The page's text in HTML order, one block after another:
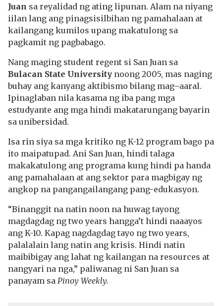
Juan sa reyalidad ng ating lipunan. Alam na niyang
iilan lang ang pinagsisilbihan ng pamahalaan at
kailangang kumilos upang makatulong sa
pagkamit ng pagbabago.
Nang maging student regent si San Juan sa
Bulacan State University noong 2005, mas naging
buhay ang kanyang aktibismo bilang mag–aaral.
Ipinaglaban nila kasama ng iba pang mga
estudyante ang mga hindi makatarungang bayarin
sa unibersidad.
Isa rin siya sa mga kritiko ng K-12 program bago pa
ito maipatupad. Ani San Juan, hindi talaga
makakatulong ang programa kung hindi pa handa
ang pamahalaan at ang sektor para magbigay ng
angkop na pangangailangang pang-edukasyon.
“Binanggit na natin noon na huwag tayong
magdagdag ng two years hangga’t hindi naaayos
ang K-10. Kapag nagdagdag tayo ng two years,
palalalain lang natin ang krisis. Hindi natin
maibibigay ang lahat ng kailangan na resources at
nangyari na nga,” paliwanag ni San Juan sa
panayam sa Pinoy Weekly.